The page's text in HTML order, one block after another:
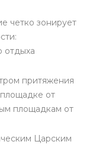
четко зонирует
отдыха
притяжения
от
площадкам от
Царским